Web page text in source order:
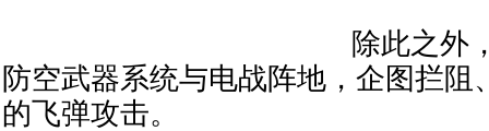
除此之外
防空武器系统与电战阵地，企图拦阻
的飞弹攻击。